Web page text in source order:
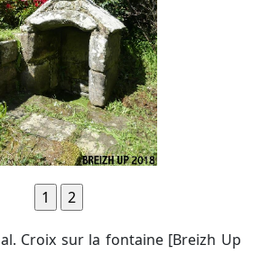
Croix sur la fontaine [Breizh Up